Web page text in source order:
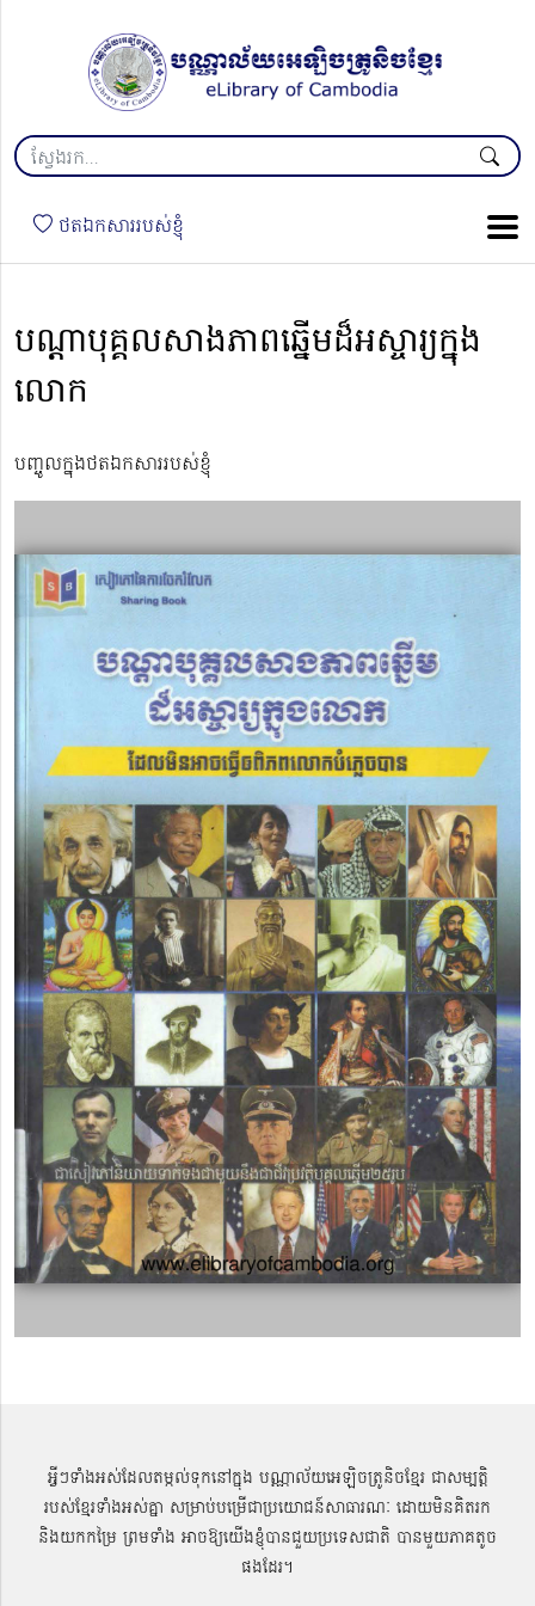
ថតឯកសាររបស់ខ្ញុំ
បណ្ដាបុគ្គលសាងភាពឆ្នើមដ៏អស្ចារ្យក្នុង
លោក
បញ្ចូលក្នុងថតឯកសាររបស់ខ្ញុំ
អ្វីៗទាំងអស់ដែលតម្កល់ទុកនៅក្នុង បណ្ណាល័យអេឡិចត្រូនិចខ្មែរ ជាសម្បតិ្ត
របស់ខ្មែរទាំងអស់គ្នា សម្រាប់បម្រើជាប្រយោជន៍សាធារណៈ ដោយមិនគិតរក
និងយកកម្រៃ ព្រមទាំង អាចឱ្យយើងខ្ញុំបានជួយប្រទេសជាតិ បានមួយភាគតូច
ផងដែរ។